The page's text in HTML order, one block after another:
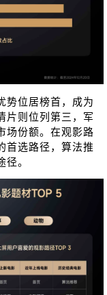
势位居榜首，成为
片则位列第三，军
场份额。在观影路
首选路径，算法推
。